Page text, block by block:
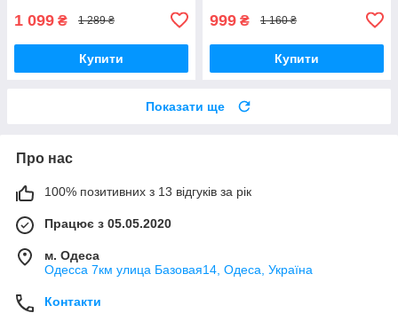
1 099 ₴ 1 289 ₴
Купити
999 ₴ 1 160 ₴
Купити
Показати ще
Про нас
100% позитивних з 13 відгуків за рік
Працює з 05.05.2020
м. Одеса
Одесса 7км улица Базовая14, Одеса, Україна
Контакти